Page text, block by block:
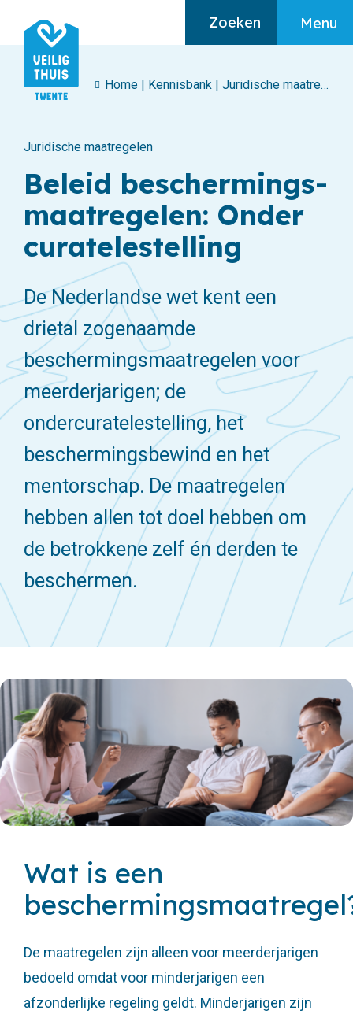
Zoeken Menu
Home
Ik heb hulp nodig
Ik maak mij zorgen
Over huiselijk geweld
Home | Kennisbank | Juridische maatregelen
Juridische maatregelen
Beleid beschermings-
maatregelen: Onder
curatelestelling
De Nederlandse wet kent een
drietal zogenaamde
beschermingsmaatregelen voor
meerderjarigen; de
ondercuratelestelling, het
beschermingsbewind en het
mentorschap. De maatregelen
hebben allen tot doel hebben om
de betrokkene zelf én derden te
beschermen.
Wat is een
De maatregelen zijn alleen voor meerderjarigen
bedoeld omdat voor minderjarigen een
afzonderlijke regeling geldt. Minderjarigen zijn